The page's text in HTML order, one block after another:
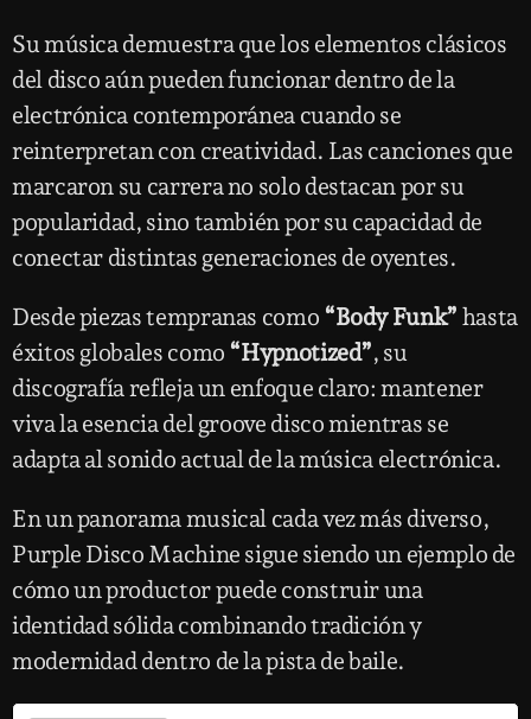
Su música demuestra que los elementos clásicos
del disco aún pueden funcionar dentro de la
electrónica contemporánea cuando se
reinterpretan con creatividad. Las canciones que
marcaron su carrera no solo destacan por su
popularidad, sino también por su capacidad de
conectar distintas generaciones de oyentes.
Desde piezas tempranas como “Body Funk” hasta
éxitos globales como “Hypnotized”, su
discografía refleja un enfoque claro: mantener
viva la esencia del groove disco mientras se
adapta al sonido actual de la música electrónica.
En un panorama musical cada vez más diverso,
Purple Disco Machine sigue siendo un ejemplo de
cómo un productor puede construir una
identidad sólida combinando tradición y
modernidad dentro de la pista de baile.